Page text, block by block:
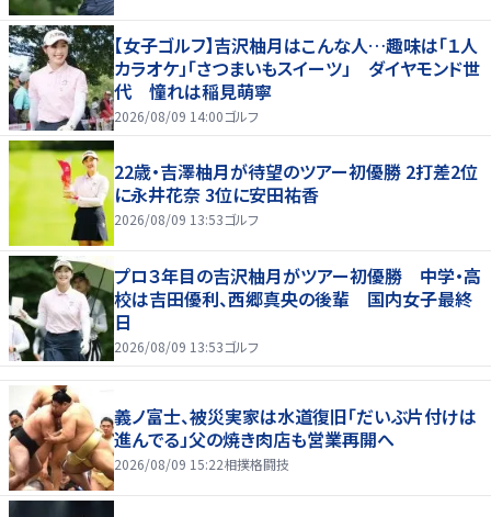
【女子ゴルフ】吉沢柚月はこんな人…趣味は「１人
カラオケ」「さつまいもスイーツ」 ダイヤモンド世
代 憧れは稲見萌寧
2026/08/09 14:00ゴルフ
22歳・吉澤柚月が待望のツアー初優勝 2打差2位
に永井花奈 3位に安田祐香
2026/08/09 13:53ゴルフ
プロ３年目の吉沢柚月がツアー初優勝 中学・高
校は吉田優利、西郷真央の後輩 国内女子最終
日
2026/08/09 13:53ゴルフ
義ノ富士、被災実家は水道復旧「だいぶ片付けは
進んでる」父の焼き肉店も営業再開へ
2026/08/09 15:22相撲格闘技